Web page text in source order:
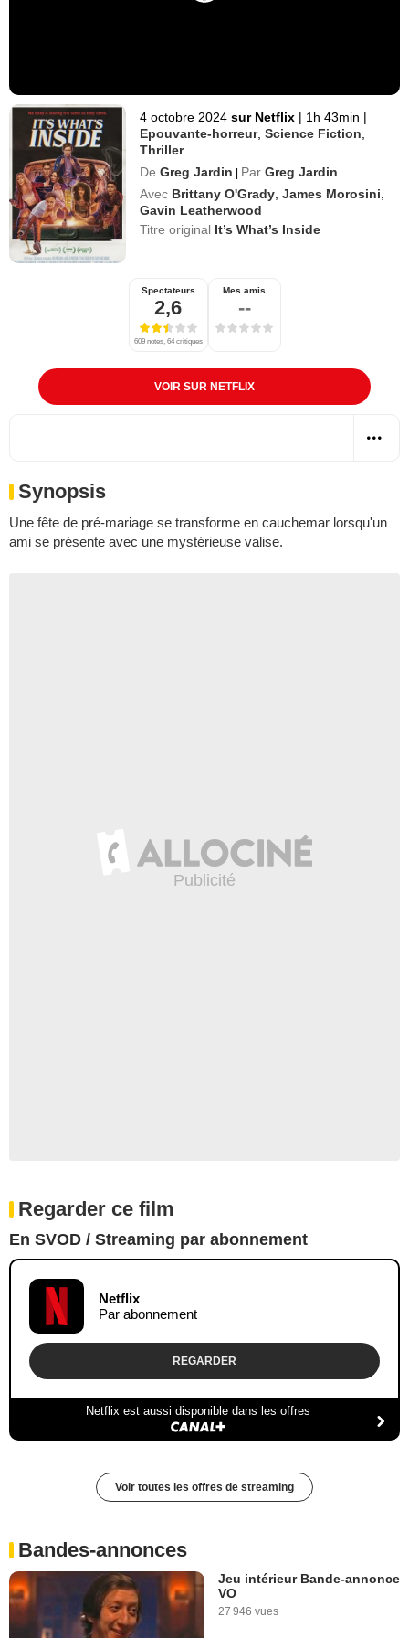
4 octobre 2024 sur Netflix | 1h 43min |
Epouvante-horreur,Science Fiction
Thriller
De Greg Jardin | Par Greg Jardin
Avec Brittany O'Grady ,James Morosini
Gavin Leatherwood
Titre original It’s What’s Inside
Spectateurs
2,6
609 notes, 64 critiques
Mes amis
--
VOIR SUR NETFLIX
Synopsis
Une fête de pré-mariage se transforme en cauchemar lorsqu'un
ami se présente avec une mystérieuse valise.
Regarder ce film
En SVOD / Streaming par abonnement
Netflix
Par abonnement
REGARDER
Netflix est aussi disponible dans les offres
Voir toutes les offres de streaming
Bandes-annonces
Jeu intérieur Bande-annonce
VO
27 946 vues